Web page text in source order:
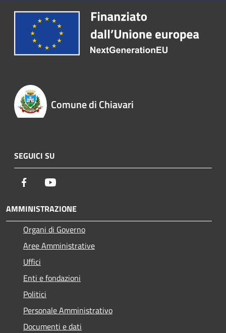
Comune di Chiavari
SEGUICI SU
Facebook
AMMINISTRAZIONE
Organi di Governo
Aree Amministrative
Uffici
Enti e fondazioni
Politici
Personale Amministrativo
Documenti e dati